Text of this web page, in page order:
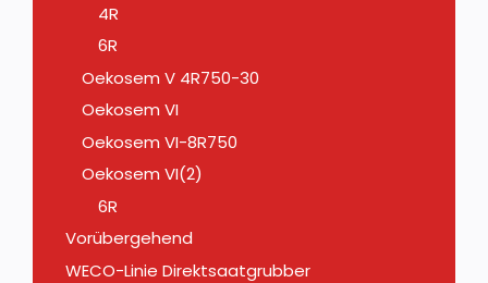
4R
6R
Oekosem V 4R750-30
Oekosem VI
Oekosem VI-8R750
Oekosem VI(2)
6R
Vorübergehend
WECO-Linie Direktsaatgrubber